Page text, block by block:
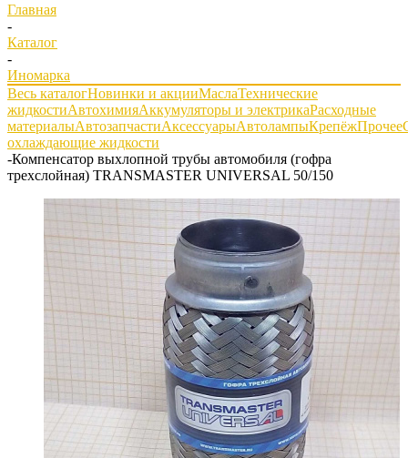
Главная
-
Каталог
-
Иномарка
Весь каталогНовинки и акцииМаслаТехнические
жидкостиАвтохимияАккумуляторы и электрикаРасходные
материалыАвтозапчастиАксессуарыАвтолампыКрепёжПрочее
охлаждающие жидкости
-Компенсатор выхлопной трубы автомобиля (гофра
трехслойная) TRANSMASTER UNIVERSAL 50/150